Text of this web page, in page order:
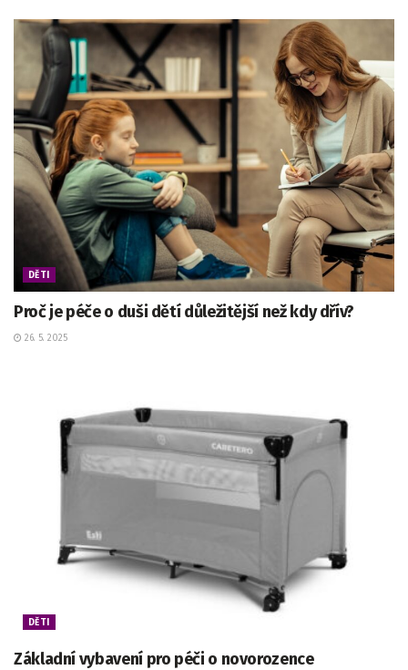
DĚTI
Proč je péče o duši dětí důležitější než kdy dřív?
26. 5. 2025
DĚTI
Základní vybavení pro péči o novorozence